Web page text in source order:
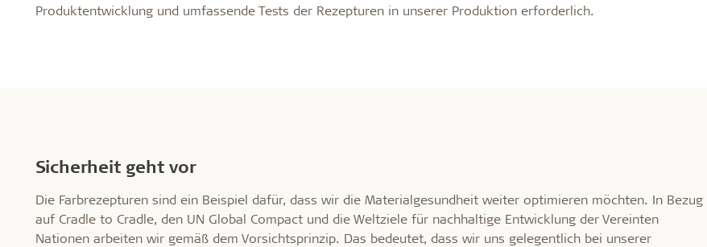
Produktentwicklung und umfassende Tests der Rezepturen in unserer Produktion erforderlich.
Sicherheit geht vor
Die Farbrezepturen sind ein Beispiel dafür, dass wir die Materialgesundheit weiter optimieren möchten. In Bezug
auf Cradle to Cradle, den UN Global Compact und die Weltziele für nachhaltige Entwicklung der Vereinten
Nationen arbeiten wir gemäß dem Vorsichtsprinzip. Das bedeutet, dass wir uns gelegentlich bei unserer